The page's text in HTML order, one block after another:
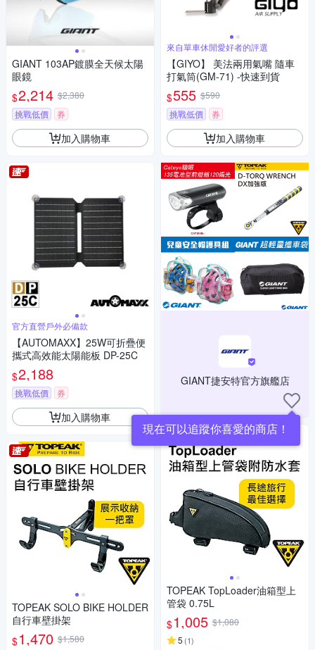
GIANT 103AP鍍膜全天候太陽
眼鏡
$2,214 $2,380
挑戰低價
券
加入購物車
官方直營戶外必備款
【AUTOMAXX】25W可折疊便
攜式高效能太陽能板 DP-25C
$2,188
挑戰低價 券
加入購物車
TOPEAK SOLO BIKE HOLDER
自行車壁掛架
$1,470 $1,580
來自單車休閒愛好者的評選
【GIYO】 美法兩用氣嘴 隨車
打氣筒(GM-71) -快速到貨
$555 $590
挑戰低價
券
加入購物車
GIANT捷安特官方旗艦店
現在可以追蹤你喜愛的商店！
TOPEAK TopLoader油箱型上
管袋 0.75L
$1,005 $1,080
5 (1)